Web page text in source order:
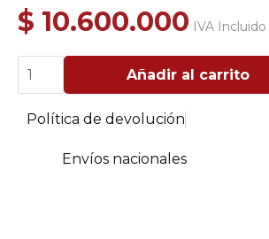
$ 10.600.000 IVA Incluido
Chimenea
Leña
en
Hierro
Florentina
Añadir al carrito
Política de devolución
Envíos nacionales